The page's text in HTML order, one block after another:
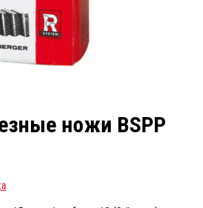
ножи BSPP